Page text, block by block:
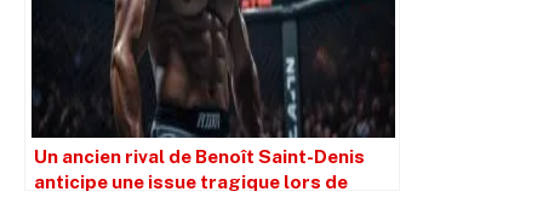
Un ancien rival de Benoît Saint-Denis
anticipe une issue tragique lors de